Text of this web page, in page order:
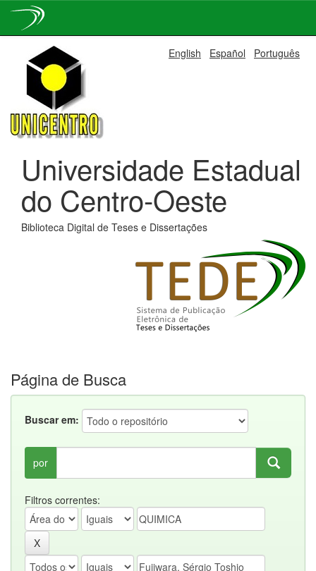
navigation
English Español Português
Universidade Estadual
do Centro-Oeste
Biblioteca Digital de Teses e Dissertações
Página de Busca
Buscar em:
por
Filtros correntes: